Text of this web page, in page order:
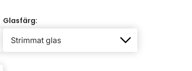
Glasfärg: